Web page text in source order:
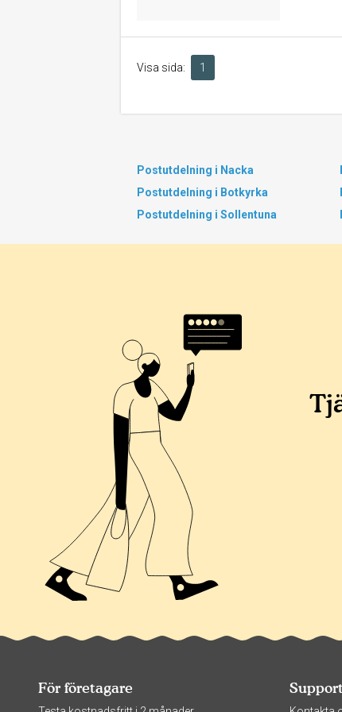
Visa sida: 1
Postutdelning i Nacka
Postutdelning i Botkyrka
Postutdelning i Sollentuna
För företagare